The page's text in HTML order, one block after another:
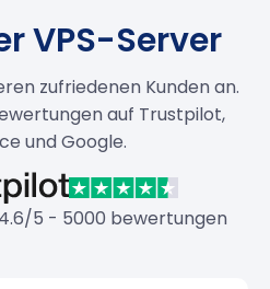
VPS-Server
zufriedenen Kunden an.
auf Trustpilot,
und Google.
4.6/5 - 5000 bewertungen